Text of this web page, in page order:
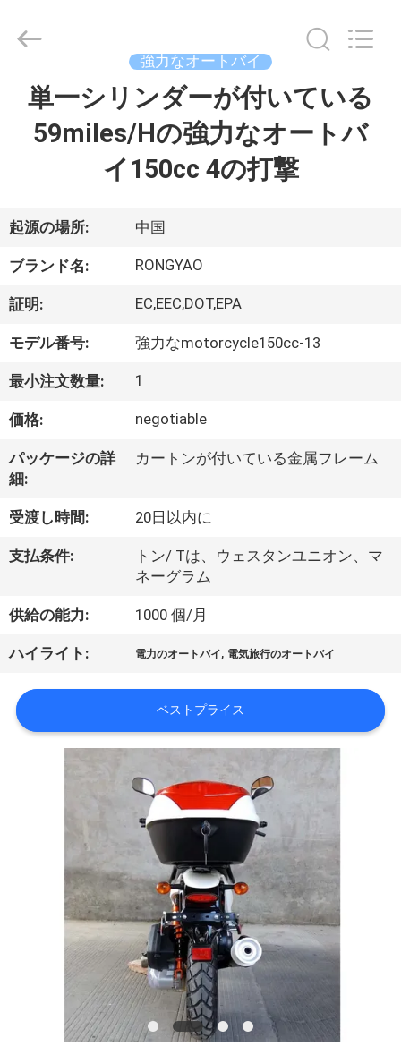
ダ
ク
ト
私
に
つ
い
て
工
場
行
Shanghai
Rongyao
Reserved.
強力なオートバイ
単一シリンダーが付いている
59miles/Hの強力なオートバ
イ150cc 4の打撃
起源の場所: 中国
ブランド名: RONGYAO
証明: EC,EEC,DOT,EPA
モデル番号: 強力なmotorcycle150cc-13
最小注文数量: 1
価格: negotiable
パッケージの詳
細:
カートンが付いている金属フレーム
受渡し時間: 20日以内に
支払条件:
トン/ Tは、ウェスタンユニオン、マ
ネーグラム
供給の能力: 1000 個/月
ハイライト: 電力のオートバイ, 電気旅行のオートバイ
ベストプライス